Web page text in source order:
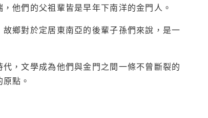
他們的父祖輩皆是早年下南洋的金門人。
鄉對於定居東南亞的後輩子孫們來說，是一
，文學成為他們與金門之間一條不曾斷裂的
點。